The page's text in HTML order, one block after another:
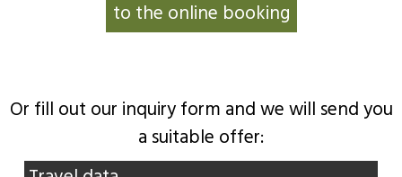
to the online booking
Or fill out our inquiry form and we will send you
a suitable offer: